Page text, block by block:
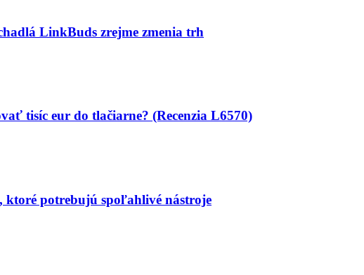
LinkBuds zrejme zmenia trh
tisíc eur do tlačiarne? (Recenzia L6570)
ktoré potrebujú spoľahlivé nástroje